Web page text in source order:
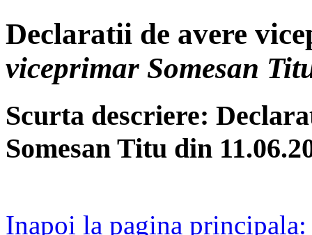
Declaratii de avere
viceprimar Somesan
Scurta descriere:
Somesan Titu din
Inapoi la pagina